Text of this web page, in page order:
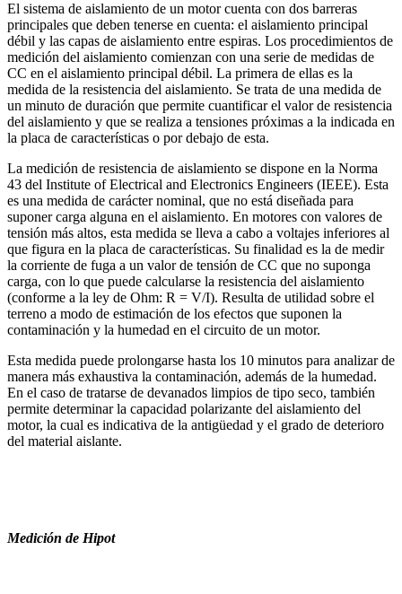
El sistema de aislamiento de un motor cuenta con dos barreras
principales que deben tenerse en cuenta: el aislamiento principal
débil y las capas de aislamiento entre espiras. Los procedimientos de
medición del aislamiento comienzan con una serie de medidas de
CC en el aislamiento principal débil. La primera de ellas es la
medida de la resistencia del aislamiento. Se trata de una medida de
un minuto de duración que permite cuantificar el valor de resistencia
del aislamiento y que se realiza a tensiones próximas a la indicada en
la placa de características o por debajo de esta.
La medición de resistencia de aislamiento se dispone en la Norma
43 del Institute of Electrical and Electronics Engineers (IEEE). Esta
es una medida de carácter nominal, que no está diseñada para
suponer carga alguna en el aislamiento. En motores con valores de
tensión más altos, esta medida se lleva a cabo a voltajes inferiores al
que figura en la placa de características. Su finalidad es la de medir
la corriente de fuga a un valor de tensión de CC que no suponga
carga, con lo que puede calcularse la resistencia del aislamiento
(conforme a la ley de Ohm: R = V/I). Resulta de utilidad sobre el
terreno a modo de estimación de los efectos que suponen la
contaminación y la humedad en el circuito de un motor.
Esta medida puede prolongarse hasta los 10 minutos para analizar de
manera más exhaustiva la contaminación, además de la humedad.
En el caso de tratarse de devanados limpios de tipo seco, también
permite determinar la capacidad polarizante del aislamiento del
motor, la cual es indicativa de la antigüedad y el grado de deterioro
del material aislante.
Medición de Hipot